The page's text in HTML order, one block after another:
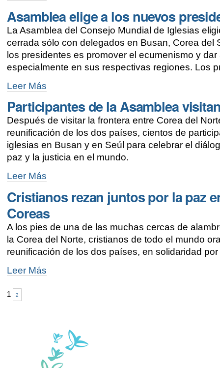
y
testimonios
de
acción
en
mundo
contemporáneo
Asamblea elige a los nuevos
La Asamblea del Consejo Mundial de Iglesias
cerrada sólo con delegados en Busan, Corea del
los presidentes es promover el ecumenismo y
especialmente en sus respectivas regiones. Los
Asamblea
elige
a
los
nuevos
presidentes
del
CMI
-
Leer Más
Participantes de la Asamblea
Después de visitar la frontera entre Corea del
reunificación de los dos países, cientos de
iglesias en Busan y en Seúl para celebrar el
paz y la justicia en el mundo.
Participantes
de
la
Asamblea
visitan
iglesias
coreanas
Leer Más
Cristianos rezan juntos por la paz
Coreas
A los pies de una de las muchas cercas de
la Corea del Norte, cristianos de todo el mundo
reunificación de los dos países, en solidaridad
Cristianos
rezan
juntos
por
Leer Más
1 2